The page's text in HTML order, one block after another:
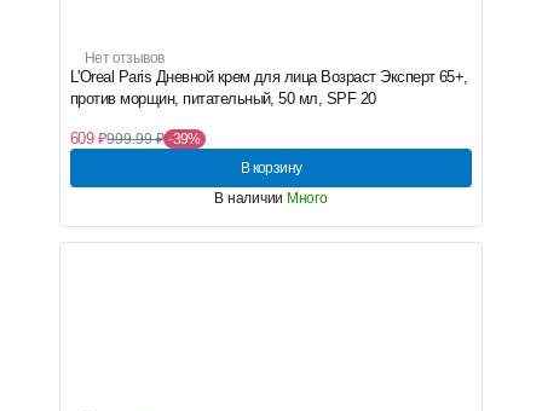
Нет отзывов
L'Oreal Paris Дневной крем для лица Возраст Эксперт 65+,
против морщин, питательный, 50 мл, SPF 20
609 ₽999.99 ₽ -39%
В корзину
В наличии Много